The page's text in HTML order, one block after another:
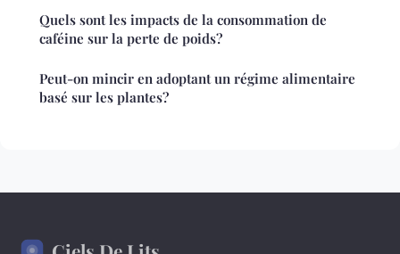
Quels sont les impacts de la consommation de
caféine sur la perte de poids?
Peut-on mincir en adoptant un régime alimentaire
basé sur les plantes?